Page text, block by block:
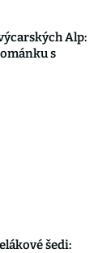
Alp:
s
šedi: